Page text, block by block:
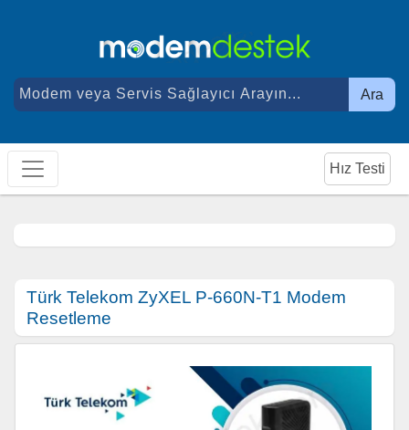
Ara
Hız Testi
Türk Telekom ZyXEL P-660N-T1 Modem
Resetleme